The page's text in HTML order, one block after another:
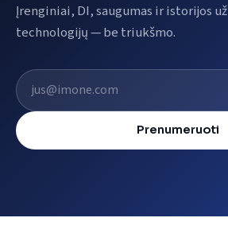
Įrenginiai, DI, saugumas ir istorijos už
technologijų — be triukšmo.
El. pašto adresas
Prenumeruoti